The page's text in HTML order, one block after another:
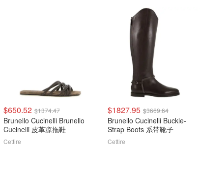
$650.52 $1374.47
Brunello Cucinelli Brunello
Cucinelli 皮革凉拖鞋
Cettire
$1827.95 $3669.64
Brunello Cucinelli Buckle-
Strap Boots 系带靴子
Cettire